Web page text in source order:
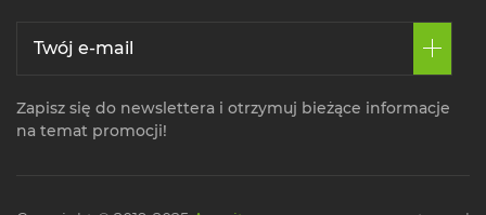
Zapisz się do newslettera i otrzymuj bieżące informacje
na temat promocji!